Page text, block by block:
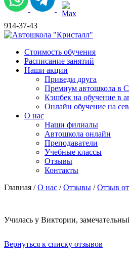
914-37-43
Стоимость обучения
Расписание занятий
Наши акции
Приведи друга
Премиум автошкола в
Кэшбек на обучение в
Онлайн обучение на
О нас
Наши филиалы
Автошкола онлайн
Преподаватели
Учебные классы
Отзывы
Контакты
Главная /О нас /Отзывы /Отзыв
Училась у Виктории,
Вернуться к списку отзывов